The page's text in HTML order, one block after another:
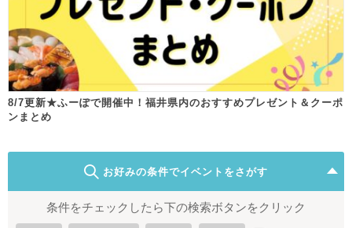
8/7更新★ふーぽで開催中！福井県内のおすすめプレゼント＆クーポ
ンまとめ
お好みの条件でイベントをさがす
条件をチェックしたら下の検索ボタンをクリック